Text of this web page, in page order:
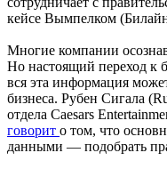
кейсе Вымпелком
Многие компании
Но настоящий переход к
вся эта информация
бизнеса. Рубен Сигала
отдела Caesars
говорит о том, что
данными — подобрать